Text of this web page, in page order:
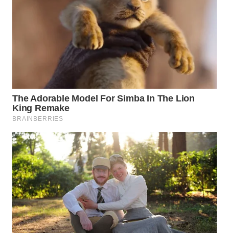
WN
KUNINGAN
MAJALENGKA
WN
SUBANG
WN
SUKABUMI